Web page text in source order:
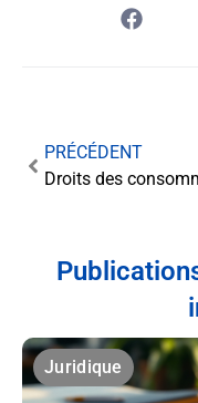
PRÉCÉDENT
Juridique